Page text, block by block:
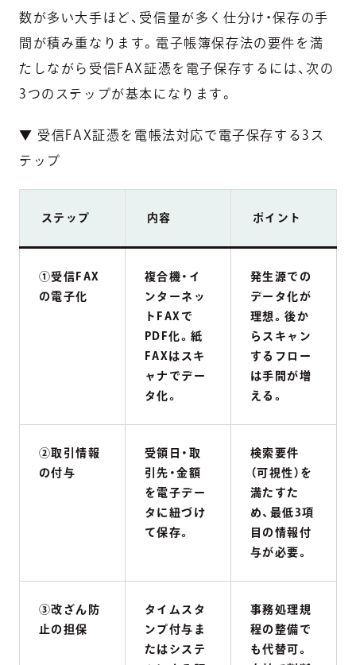
数が多い大手ほど、受信量が多く仕分け・保存の手
間が積み重なります。電子帳簿保存法の要件を満
たしながら受信FAX証憑を電子保存するには、次の
3つのステップが基本になります。
▼ 受信FAX証憑を電帳法対応で電子保存する3ス
テップ
ステップ 内容 ポイント
①受信FAX
の電子化
複合機・イ
ンターネッ
トFAXで
PDF化。紙
FAXはスキ
ャナでデー
タ化。
発生源での
データ化が
理想。後か
らスキャン
するフロー
は手間が増
える。
②取引情報
の付与
受領日・取
引先・金額
を電子デー
タに紐づけ
て保存。
検索要件
（可視性）を
満たすた
め、最低3項
目の情報付
与が必要。
③改ざん防
止の担保
タイムスタ
ンプ付与ま
たはシステ
事務処理規
程の整備で
も代替可。